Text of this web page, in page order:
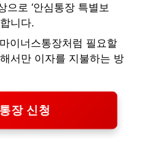
으로 ‘안심통장 특별보
니다.
이너스통장처럼 필요할
서만 이자를 지불하는 방
장 신청